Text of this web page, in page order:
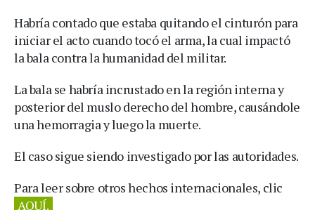
Habría contado que estaba quitando el cinturón para
iniciar el acto cuando tocó el arma, la cual impactó
la bala contra la humanidad del militar.
La bala se habría incrustado en la región interna y
posterior del muslo derecho del hombre, causándole
una hemorragia y luego la muerte.
El caso sigue siendo investigado por las autoridades.
Para leer sobre otros hechos internacionales, clic
AQUÍ.